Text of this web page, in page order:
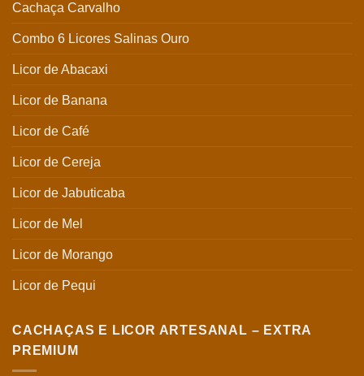
Cachaça Carvalho
Combo 6 Licores Salinas Ouro
Licor de Abacaxi
Licor de Banana
Licor de Café
Licor de Cereja
Licor de Jabuticaba
Licor de Mel
Licor de Morango
Licor de Pequi
CACHAÇAS E LICOR ARTESANAL – EXTRA
PREMIUM